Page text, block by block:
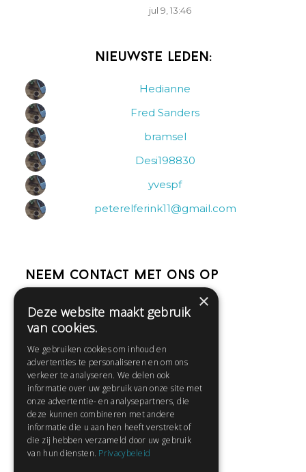
jul 9, 13:46
Nieuwste leden:
Hedianne
Fred Sanders
bramsel
Desi198830
yvespf
peterelferink11@gmail.com
Neem contact met ons op
Help
Contact
Huisregels
Snel naar:
Gratis aanmelden
×
Deze website maakt gebruik
van cookies.
We gebruiken cookies om inhoud en
advertenties te personaliseren en om ons
verkeer te analyseren. We delen ook
informatie over uw gebruik van onze site met
onze advertentie- en analysepartners, die
deze kunnen combineren met andere
informatie die u aan hen heeft verstrekt of
die zij hebben verzameld door uw gebruik
van hun diensten. Privacybeleid